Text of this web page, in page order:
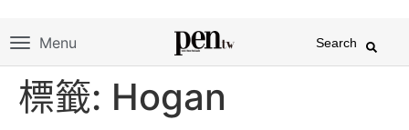
Menu Search
標籤: Hogan